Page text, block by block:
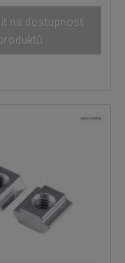
na dostupnost